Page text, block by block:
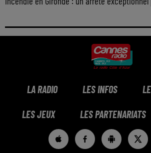
LA RADIO LES INFOS
LES JEUX LES PARTENARIATS